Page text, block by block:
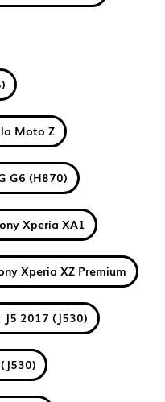
Moto Z
G6 (H870)
Xperia XA1
Xperia XZ Premium
J5 2017 (J530)